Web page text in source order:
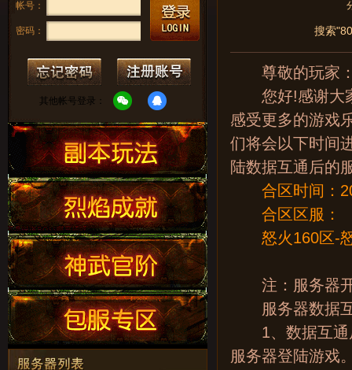
帐号：
密码：
其他帐号登录：
搜索
尊敬的玩家
您好!感谢大家
感受更多的游戏
们将会以下时间
陆数据互通后的
合区时间 ：
合区区服：
怒火160区-怒
注：服务器开
服务器数据互
1、数据互通
服务器登陆游戏